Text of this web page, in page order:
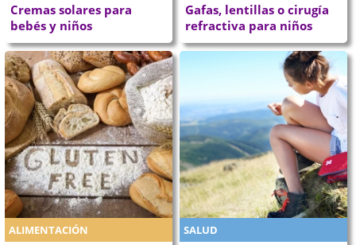
Cremas solares para
bebés y niños
Gafas, lentillas o cirugía
refractiva para niños
ALIMENTACIÓN SALUD